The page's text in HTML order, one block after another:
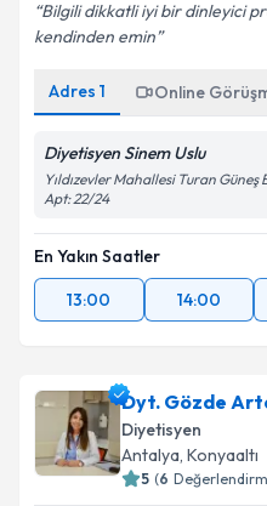
Bilgili dikkatli iyi bir dinleyici
kendinden emin
Adres 1 Online
Diyetisyen Sinem Uslu
Yıldızevler Mahallesi Turan Güneş
Apt: 22/24
En Yakın Saatler
13:00
14:00
Dyt. Gözde
Diyetisyen
Antalya, Konyaaltı
5 (6